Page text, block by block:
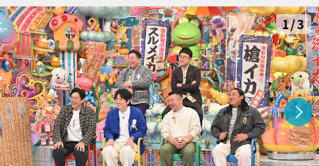
1/3